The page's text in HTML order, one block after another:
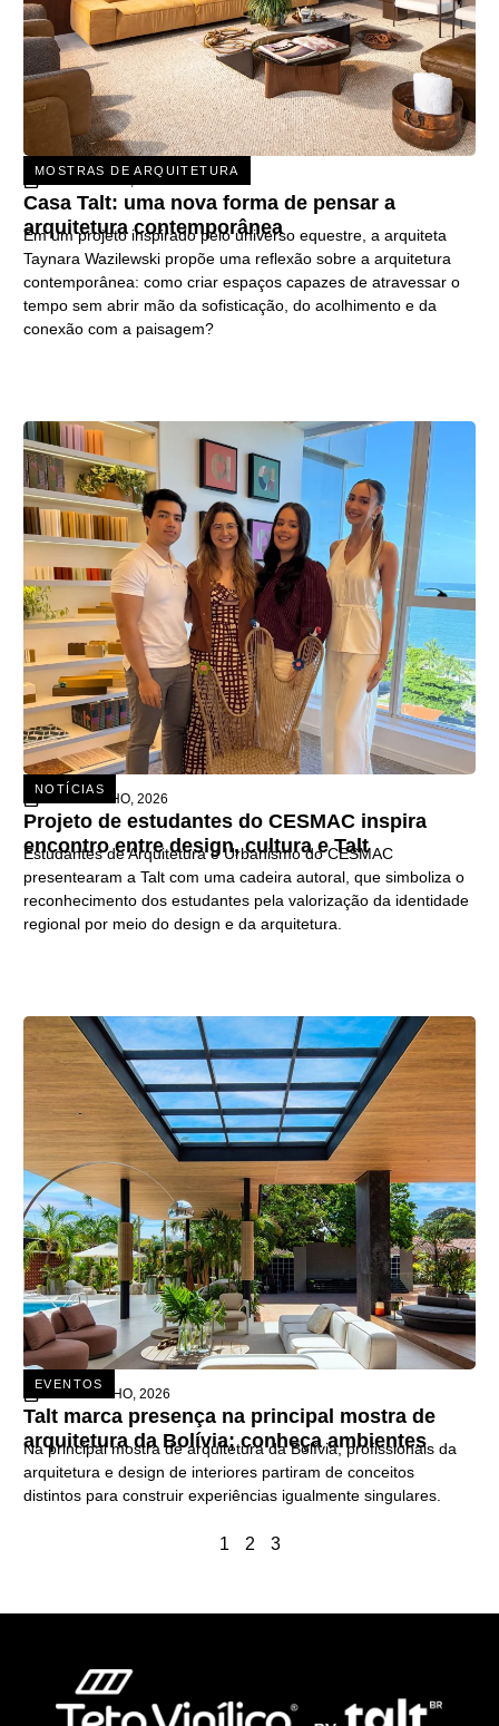
MOSTRAS DE ARQUITETURA
31 DE JULHO, 2026
Casa Talt: uma nova forma de pensar a
arquitetura contemporânea
Em um projeto inspirado pelo universo equestre, a arquiteta
Taynara Wazilewski propõe uma reflexão sobre a arquitetura
contemporânea: como criar espaços capazes de atravessar o
tempo sem abrir mão da sofisticação, do acolhimento e da
conexão com a paisagem?
NOTÍCIAS
15 DE JULHO, 2026
Projeto de estudantes do CESMAC inspira
encontro entre design, cultura e Talt
Estudantes de Arquitetura e Urbanismo do CESMAC
presentearam a Talt com uma cadeira autoral, que simboliza o
reconhecimento dos estudantes pela valorização da identidade
regional por meio do design e da arquitetura.
EVENTOS
26 DE JUNHO, 2026
Talt marca presença na principal mostra de
arquitetura da Bolívia; conheça ambientes
Na principal mostra de arquitetura da Bolívia, profissionais da
arquitetura e design de interiores partiram de conceitos
distintos para construir experiências igualmente singulares.
1 2 3